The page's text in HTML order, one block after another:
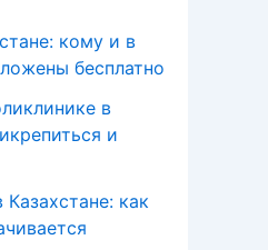
кому и в
бесплатно
в
и
как